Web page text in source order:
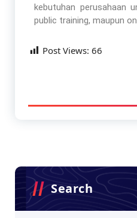
kebutuhan perusahaan
public training, maupun
Post Views: 66
Search